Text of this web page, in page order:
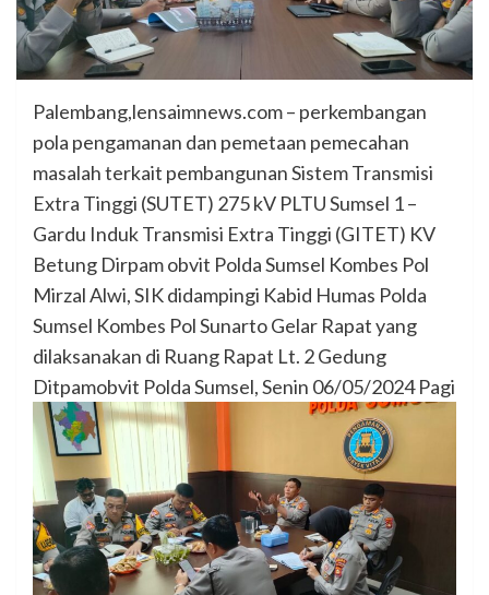
Palembang,lensaimnews.com – perkembangan
pola pengamanan dan pemetaan pemecahan
masalah terkait pembangunan Sistem Transmisi
Extra Tinggi (SUTET) 275 kV PLTU Sumsel 1 –
Gardu Induk Transmisi Extra Tinggi (GITET) KV
Betung Dirpam obvit Polda Sumsel Kombes Pol
Mirzal Alwi, SIK didampingi Kabid Humas Polda
Sumsel Kombes Pol Sunarto Gelar Rapat yang
dilaksanakan di Ruang Rapat Lt. 2 Gedung
Ditpamobvit Polda Sumsel, Senin 06/05/2024 Pagi